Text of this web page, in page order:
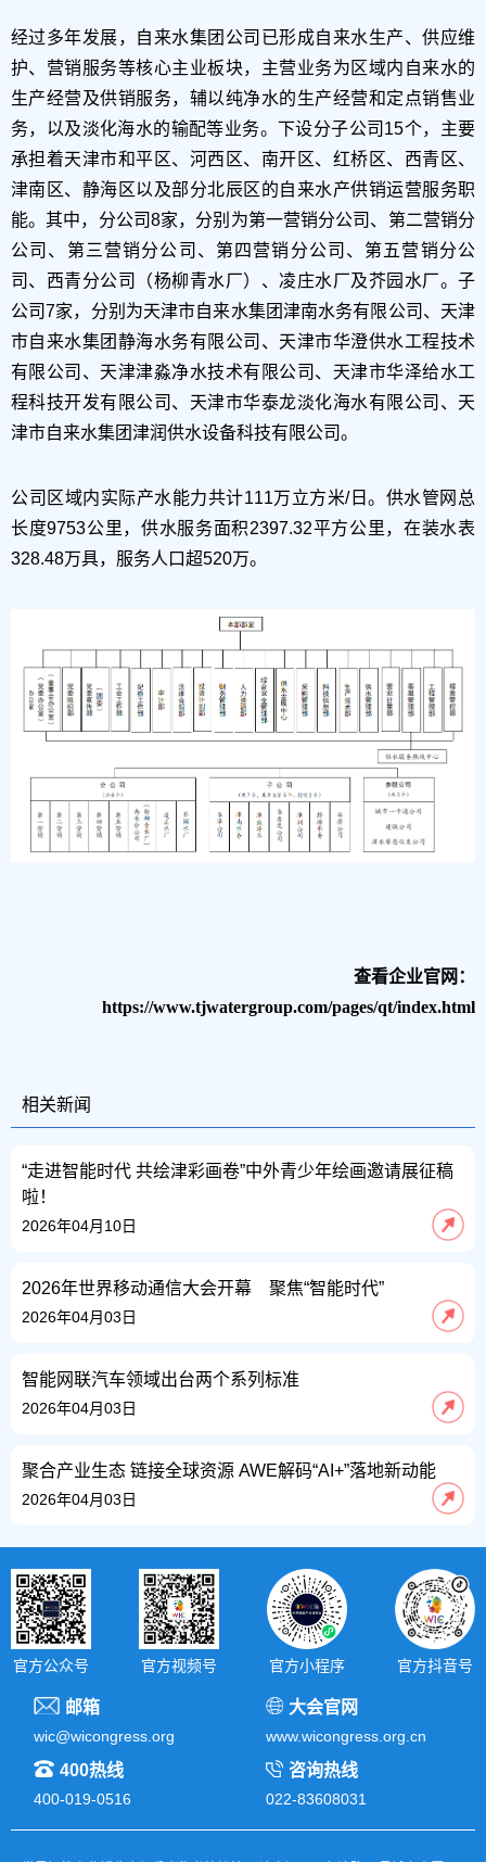
经过多年发展，自来水集团公司已形成自来水生产、供应维
护、营销服务等核心主业板块，主营业务为区域内自来水的
生产经营及供销服务，辅以纯净水的生产经营和定点销售业
务，以及淡化海水的输配等业务。下设分子公司15个，主要
承担着天津市和平区、河西区、南开区、红桥区、西青区、
津南区、静海区以及部分北辰区的自来水产供销运营服务职
能。其中，分公司8家，分别为第一营销分公司、第二营销分
公司、第三营销分公司、第四营销分公司、第五营销分公
司、西青分公司（杨柳青水厂）、凌庄水厂及芥园水厂。子
公司7家，分别为天津市自来水集团津南水务有限公司、天津
市自来水集团静海水务有限公司、天津市华澄供水工程技术
有限公司、天津津淼净水技术有限公司、天津市华泽给水工
程科技开发有限公司、天津市华泰龙淡化海水有限公司、天
津市自来水集团津润供水设备科技有限公司。
公司区域内实际产水能力共计111万立方米/日。供水管网总
长度9753公里，供水服务面积2397.32平方公里，在装水表
328.48万具，服务人口超520万。
查看企业官网：
https://www.tjwatergroup.com/pages/qt/index.html
相关新闻
“走进智能时代 共绘津彩画卷”中外青少年绘画邀请展征稿
啦！
2026年04月10日
2026年世界移动通信大会开幕 聚焦“智能时代”
2026年04月03日
智能网联汽车领域出台两个系列标准
2026年04月03日
聚合产业生态 链接全球资源 AWE解码“AI+”落地新动能
2026年04月03日
官方公众号 官方视频号 官方小程序 官方抖音号
邮箱
wic@wicongress.org
大会官网
www.wicongress.org.cn
400热线
400-019-0516
咨询热线
022-83608031